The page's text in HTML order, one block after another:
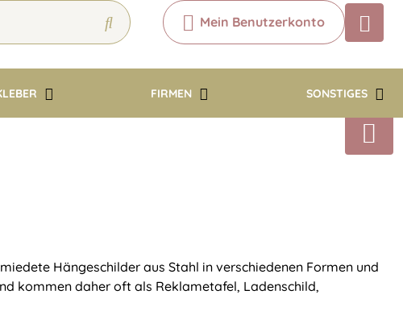
Mein Benutzerkonto
FIRMEN SONSTIGES
Chatbot
Chatten Sie 24/7 mit unserem
Kontakt
Hängeschilder aus Stahl in verschiedenen Formen und
kommen daher oft als Reklametafel, Ladenschild,